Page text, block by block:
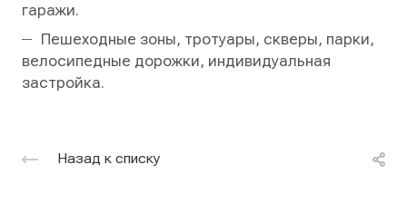
гаражи.
Пешеходные зоны, тротуары, скверы, парки,
велосипедные дорожки, индивидуальная
застройка.
Назад к списку